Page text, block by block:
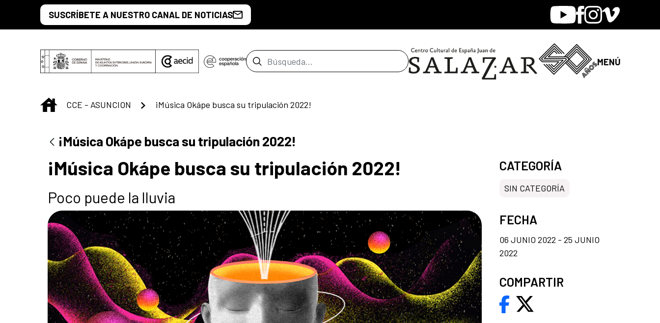
Saltar al contenido principal
SUSCRÍBETE A NUESTRO CANAL DE NOTICIAS YoutubeFacebook
Instagram
Vimeo
Barra de búsqueda MENÚ
INICIO
CCE - ASUNCION ¡Música Okápe busca su tripulación 2022!
¡Música Okápe busca su tripulación 2022!
¡Música Okápe busca su tripulación 2022!
Poco puede la lluvia
CATEGORÍA
SIN CATEGORÍA
FECHA
06 JUNIO 2022 - 25 JUNIO
2022
COMPARTIR